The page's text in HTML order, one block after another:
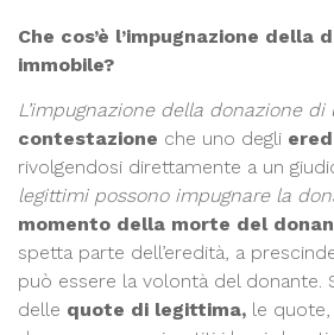
Che cos’è l’impugnazione della
immobile?
L’impugnazione della donazione
contestazione che uno degli
rivolgendosi direttamente a un
legittimi possono impugnare la
momento della morte del
spetta parte dell’eredità, a
può essere la volontà del donante.
delle quote di legittima, le